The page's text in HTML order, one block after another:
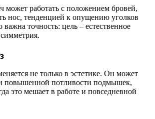
может работать с положением бровей,
нос, тенденцией к опущению уголков
важна точность: цель – естественное
не только в эстетике. Он может
повышенной потливости подмышек,
это мешает в работе и повседневной